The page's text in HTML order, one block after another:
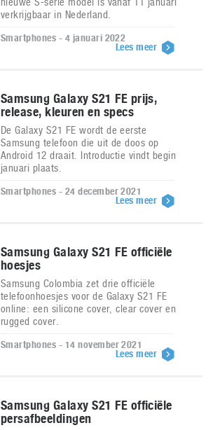
verkrijgbaar in Nederland.
Smartphones - 4 januari 2022
Lees meer
Samsung Galaxy S21 FE prijs,
release, kleuren en specs
De Galaxy S21 FE wordt de eerste
Samsung telefoon die uit de doos op
Android 12 draait. Introductie vindt begin
januari plaats.
Smartphones - 24 december 2021
Lees meer
Samsung Galaxy S21 FE officiële
hoesjes
Samsung Colombia zet drie officiële
telefoonhoesjes voor de Galaxy S21 FE
online: een silicone cover, clear cover en
rugged cover.
Smartphones - 14 november 2021
Lees meer
Samsung Galaxy S21 FE officiële
persafbeeldingen